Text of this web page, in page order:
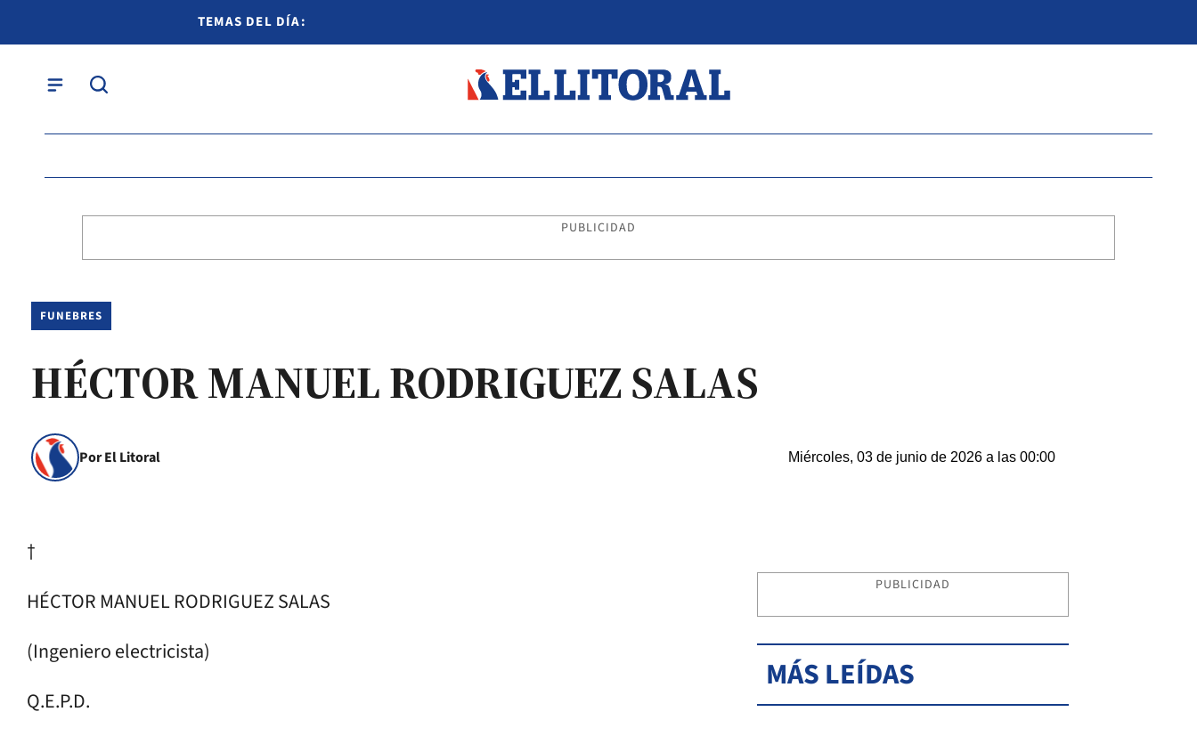
TEMAS DEL DÍA:
PUBLICIDAD
FUNEBRES
HÉCTOR MANUEL RODRIGUEZ SALAS
Por El Litoral Miércoles, 03 de junio de 2026 a las 00:00
†
HÉCTOR MANUEL RODRIGUEZ SALAS
(Ingeniero electricista)
Q.E.P.D.
PUBLICIDAD
MÁS LEÍDAS